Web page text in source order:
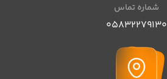
شماره تماس
05832279130